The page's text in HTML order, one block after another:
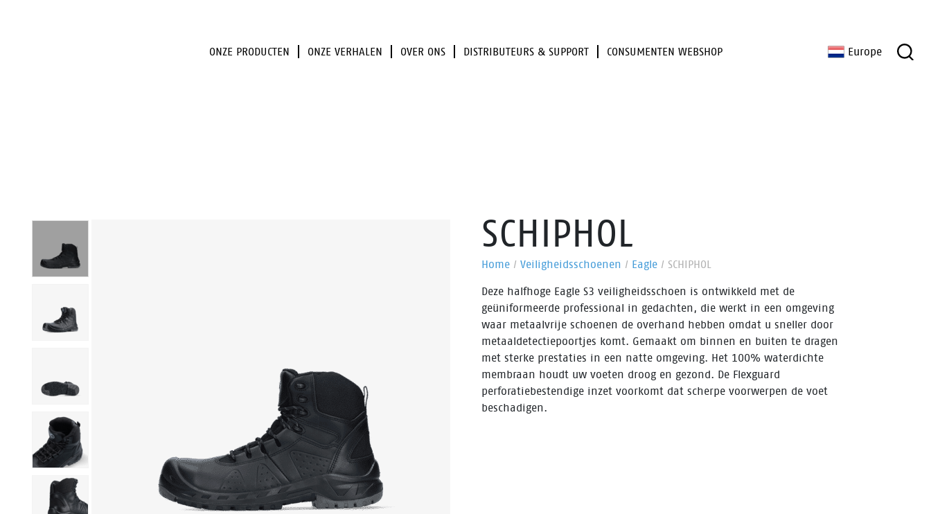
ONZE PRODUCTEN ONZE VERHALEN OVER ONS DISTRIBUTEURS & SUPPORT CONSUMENTEN WEBSHOP Europe
SCHIPHOL
Home/ Veiligheidsschoenen / Eagle/ SCHIPHOL
Deze halfhoge Eagle S3 veiligheidsschoen is ontwikkeld met de
geüniformeerde professional in gedachten, die werkt in een omgeving
waar metaalvrije schoenen de overhand hebben omdat u sneller door
metaaldetectiepoortjes komt. Gemaakt om binnen en buiten te dragen
met sterke prestaties in een natte omgeving. Het 100% waterdichte
membraan houdt uw voeten droog en gezond. De Flexguard
perforatiebestendige inzet voorkomt dat scherpe voorwerpen de voet
beschadigen.